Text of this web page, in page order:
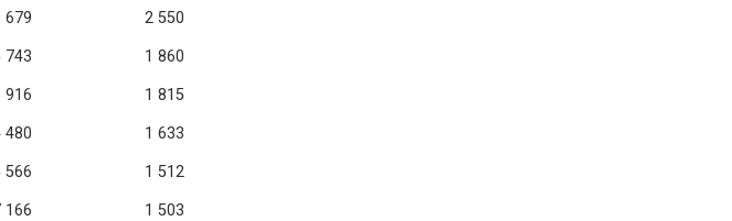
679 2 550
743 1 860
916 1 815
480 1 633
566 1 512
166 1 503